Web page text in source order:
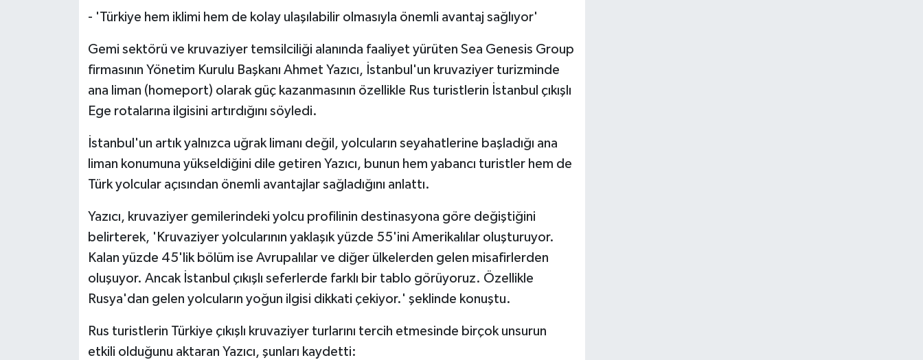
- 'Türkiye hem iklimi hem de kolay ulaşılabilir olmasıyla önemli avantaj sağlıyor'
Gemi sektörü ve kruvaziyer temsilciliği alanında faaliyet yürüten Sea Genesis Group
firmasının Yönetim Kurulu Başkanı Ahmet Yazıcı, İstanbul'un kruvaziyer turizminde
ana liman (homeport) olarak güç kazanmasının özellikle Rus turistlerin İstanbul çıkışlı
Ege rotalarına ilgisini artırdığını söyledi.
İstanbul'un artık yalnızca uğrak limanı değil, yolcuların seyahatlerine başladığı ana
liman konumuna yükseldiğini dile getiren Yazıcı, bunun hem yabancı turistler hem de
Türk yolcular açısından önemli avantajlar sağladığını anlattı.
Yazıcı, kruvaziyer gemilerindeki yolcu profilinin destinasyona göre değiştiğini
belirterek, 'Kruvaziyer yolcularının yaklaşık yüzde 55'ini Amerikalılar oluşturuyor.
Kalan yüzde 45'lik bölüm ise Avrupalılar ve diğer ülkelerden gelen misafirlerden
oluşuyor. Ancak İstanbul çıkışlı seferlerde farklı bir tablo görüyoruz. Özellikle
Rusya'dan gelen yolcuların yoğun ilgisi dikkati çekiyor.' şeklinde konuştu.
Rus turistlerin Türkiye çıkışlı kruvaziyer turlarını tercih etmesinde birçok unsurun
etkili olduğunu aktaran Yazıcı, şunları kaydetti: